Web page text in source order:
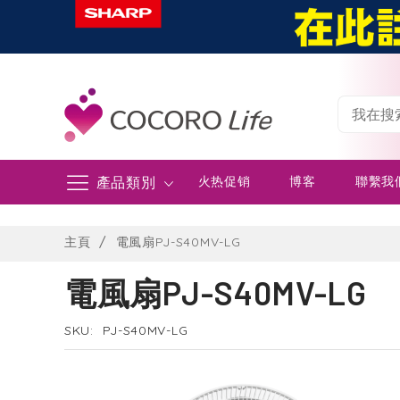
產品類別 火热促销 博客
聯繫我
主頁 電風扇PJ-S40MV-LG
電風扇PJ-S40MV-LG
SKU PJ-S40MV-LG